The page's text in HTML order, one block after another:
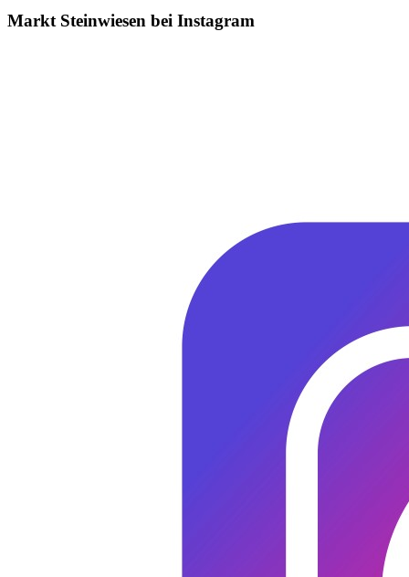
Markt Steinwiesen bei Instagram